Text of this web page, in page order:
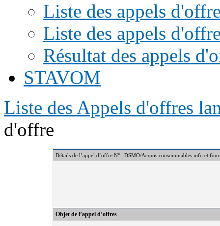
Liste des appels
Liste des appels
Résultat des appels
STAVOM
Liste des Appels d'offres
d'offre
Détails de l’appel d’offre N° : DSMO/Acquis consommables info et
Objet de l’appel d’offres